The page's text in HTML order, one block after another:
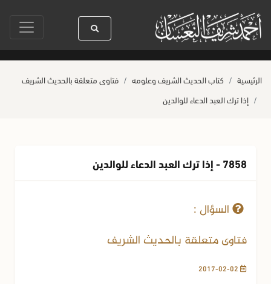
سيدنا رسول الله ﷺ كله رحمة صلاة آخر أربعاء من صفر حياة القلوب
الرئيسية كتاب الحديث الشريف وعلومه
فتاوى متعلقة بالحديث الشريف
إذا ترك العبد الدعاء للوالدين
7858 - إذا ترك العبد الدعاء للوالدين
السؤال :
فتاوى متعلقة بالحديث الشريف